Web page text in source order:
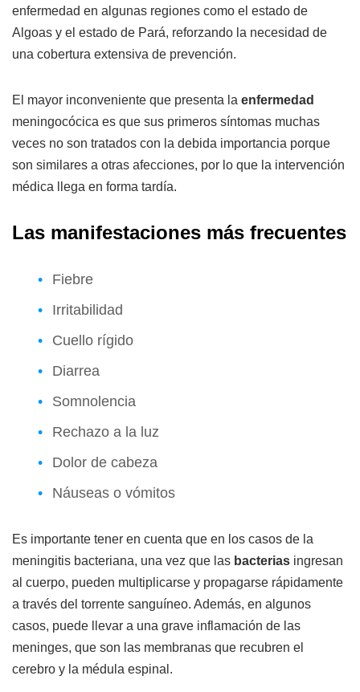
enfermedad en algunas regiones como el estado de
Algoas y el estado de Pará, reforzando la necesidad de
una cobertura extensiva de prevención.
El mayor inconveniente que presenta la enfermedad
meningocócica es que sus primeros síntomas muchas
veces no son tratados con la debida importancia porque
son similares a otras afecciones, por lo que la intervención
médica llega en forma tardía.
Las manifestaciones más frecuentes
Fiebre
Irritabilidad
Cuello rígido
Diarrea
Somnolencia
Rechazo a la luz
Dolor de cabeza
Náuseas o vómitos
Es importante tener en cuenta que en los casos de la
meningitis bacteriana, una vez que las bacterias ingresan
al cuerpo, pueden multiplicarse y propagarse rápidamente
a través del torrente sanguíneo. Además, en algunos
casos, puede llevar a una grave inflamación de las
meninges, que son las membranas que recubren el
cerebro y la médula espinal.